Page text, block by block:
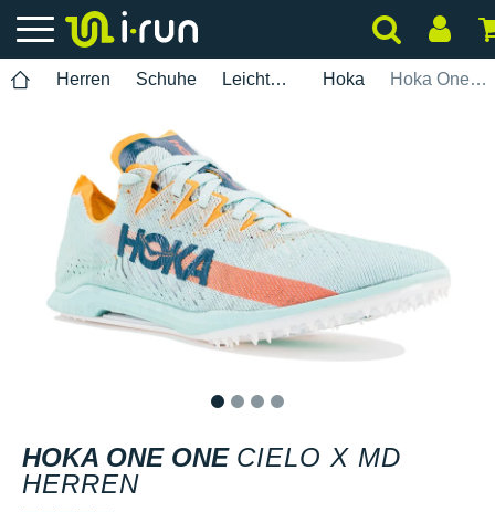
Herren Schuhe Leichtathletik Hoka Hoka One One Cielo X MD Herren
HOKA ONE ONE CIELO X MD
HERREN